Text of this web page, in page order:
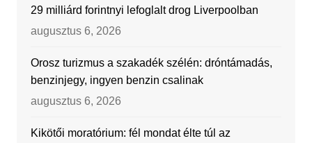
29 milliárd forintnyi lefoglalt drog Liverpoolban
augusztus 6, 2026
Orosz turizmus a szakadék szélén: dróntámadás,
benzinjegy, ingyen benzin csalinak
augusztus 6, 2026
Kikötői moratórium: fél mondat élte túl az